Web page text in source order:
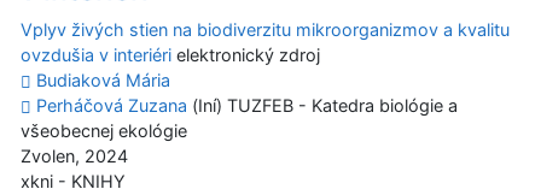
Vplyv živých stien na biodiverzitu mikroorganizmov a kvalitu
ovzdušia v interiéri elektronický zdroj
Budiaková Mária
Perháčová Zuzana (Iní) TUZFEB - Katedra biológie a
všeobecnej ekológie
Zvolen, 2024
xkni - KNIHY